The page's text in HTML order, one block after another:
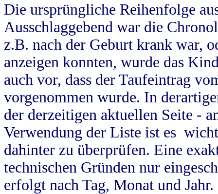
Die ursprüngliche Reihenfolge
Ausschlaggebend war die
z.B. nach der Geburt krank war,
anzeigen konnten, wurde das
auch vor, dass der Taufeintrag
vorgenommen wurde. In
der derzeitigen aktuellen Seite -
Verwendung der Liste ist es
dahinter zu überprüfen. Eine
technischen Gründen nur
erfolgt nach Tag, Monat und Jahr.